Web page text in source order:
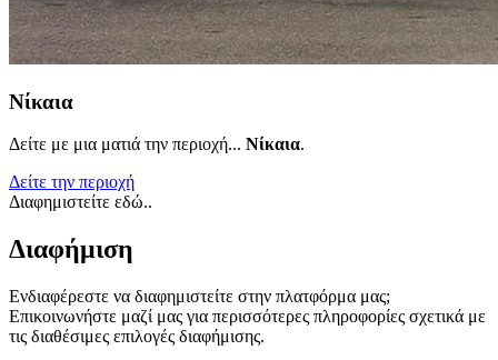
Νίκαια
Δείτε με μια ματιά την περιοχή... Νίκαια.
Δείτε την περιοχή
Διαφημιστείτε εδώ..
Διαφήμιση
Ενδιαφέρεστε να διαφημιστείτε στην πλατφόρμα μας;
Επικοινωνήστε μαζί μας για περισσότερες πληροφορίες σχετικά με
τις διαθέσιμες επιλογές διαφήμισης.